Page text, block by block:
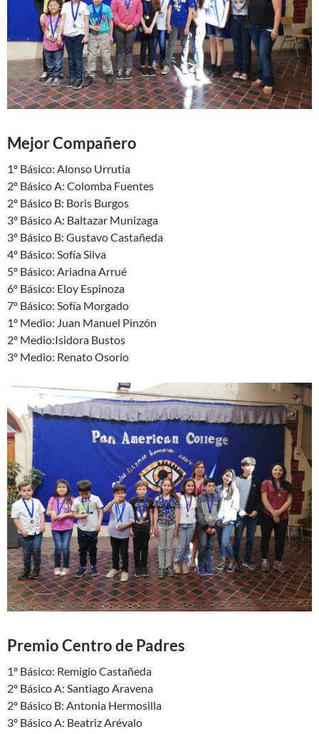
Mejor Compañero
1º Básico: Alonso Urrutia
2º Básico A: Colomba Fuentes
2º Básico B: Boris Burgos
3º Básico A: Baltazar Munizaga
3º Básico B: Gustavo Castañeda
4º Básico: Sofía Silva
5º Básico: Ariadna Arrué
6º Básico: Eloy Espinoza
7º Básico: Sofía Morgado
1º Medio: Juan Manuel Pinzón
2º Medio:Isidora Bustos
3º Medio: Renato Osorio
Premio Centro de Padres
1º Básico: Remigio Castañeda
2º Básico A: Santiago Aravena
2º Básico B: Antonia Hermosilla
3º Básico A: Beatriz Arévalo